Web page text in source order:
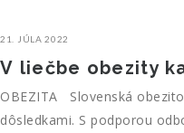
21. JÚLA 2022
V liečbe obezity
OBEZITA Slovenská
dôsledkami. S podporou